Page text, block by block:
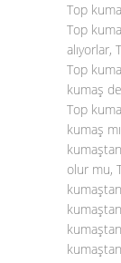
Top
Top
alıyorlar,
Top
kumaş
Top
kumaş
olur mu,